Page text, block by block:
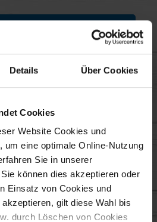
Details Über Cookies
Cookies
Website Cookies und
um eine optimale Online-Nutzung
Sie in unserer
können dies akzeptieren oder
Einsatz von Cookies und
gilt diese Wahl bis
durch Löschen von Cookies
doch als Eiscreme-
Platziere dafür eine Kugel
Wahl.